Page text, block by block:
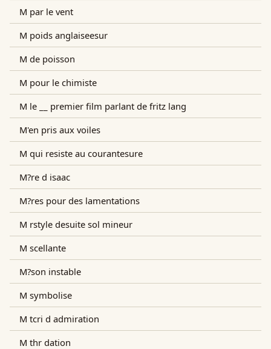
M par le vent
M poids anglaiseesur
M de poisson
M pour le chimiste
M le __ premier film parlant de fritz lang
M'en pris aux voiles
M qui resiste au courantesure
M?re d isaac
M?res pour des lamentations
M rstyle desuite sol mineur
M scellante
M?son instable
M symbolise
M tcri d admiration
M thr dation